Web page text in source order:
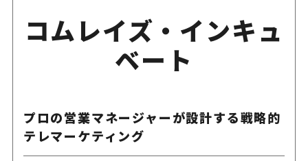
コムレイズ・インキュ
ベート
プロの営業マネージャーが設計する戦略的
テレマーケティング